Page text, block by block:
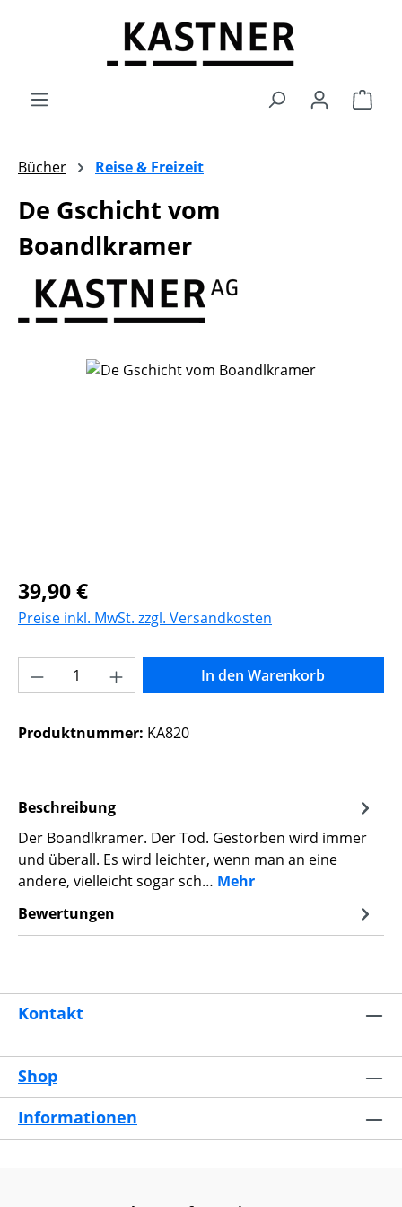
Zum Hauptinhalt springen
Bücher Reise & Freizeit
De Gschicht vom
Boandlkramer
Bildergalerie überspringen
Regulärer Preis:
39,90 €
Preise inkl. MwSt. zzgl. Versandkosten
Produkt Anzahl: Gib den gewünschten
In den Warenkorb
Produktnummer: KA820
Beschreibung
Der Boandlkramer. Der Tod. Gestorben wird immer
und überall. Es wird leichter, wenn man an eine
andere, vielleicht sogar sch… Mehr
Bewertungen
Kontakt
Shop
Informationen